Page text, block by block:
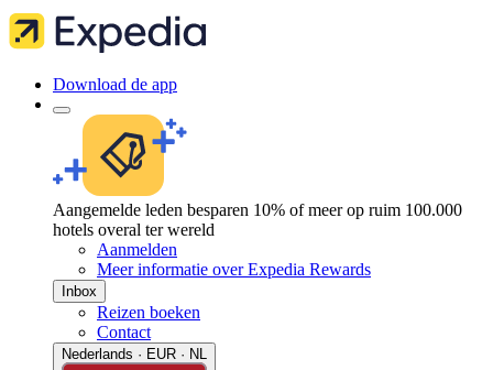
Download de app
Aangemelde leden besparen 10% of meer op ruim 100.000
hotels overal ter wereld
Aanmelden
Meer informatie over Expedia Rewards
Inbox
Reizen boeken
Contact
Nederlands · EUR · NL